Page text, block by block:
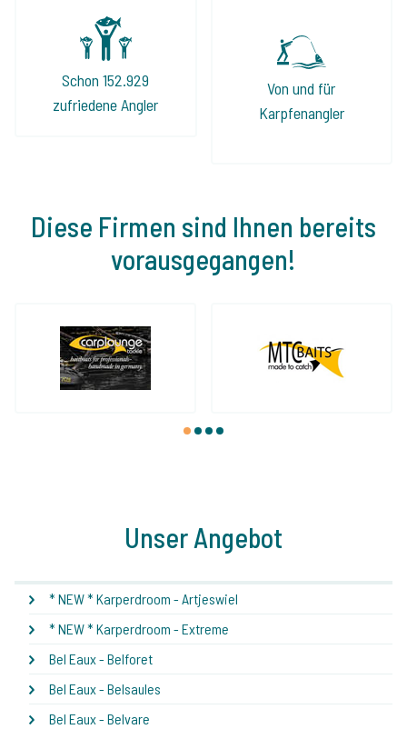
Schon 152.929
zufriedene Angler
Von und für
Karpfenangler
Diese Firmen sind Ihnen bereits
vorausgegangen!
1 2 3 4
Unser Angebot
* NEW * Karperdroom - Artjeswiel
* NEW * Karperdroom - Extreme
Bel Eaux - Belforet
Bel Eaux - Belsaules
Bel Eaux - Belvare